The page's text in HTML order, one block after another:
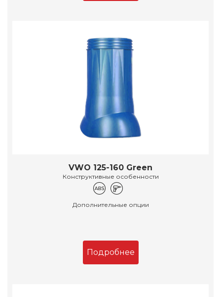
VWO 125-160 Green
Конструктивные особенности
Дополнительные опции
Подробнее